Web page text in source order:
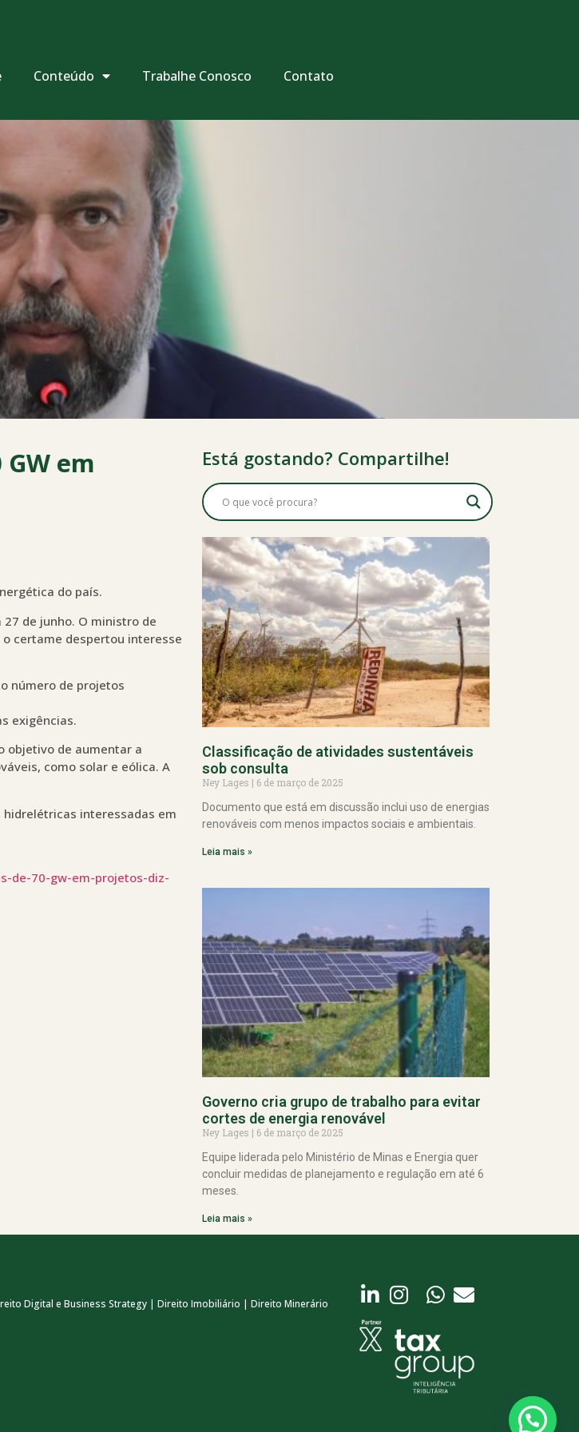
Conteúdo Trabalhe Conosco Contato
em
do país.
de junho. O ministro de
o certame despertou interesse
número de projetos
exigências.
objetivo de aumentar a
como solar e eólica. A
hidrelétricas interessadas em
de-70-gw-em-projetos-diz-
Está gostando? Compartilhe!
Classificação de atividades sustentáveis
sob consulta
Ney Lages
6 de março de 2025
Documento que está em discussão inclui uso de energias
renováveis com menos impactos sociais e ambientais.
Leia mais »
Governo cria grupo de trabalho para evitar
cortes de energia renovável
Ney Lages
6 de março de 2025
Equipe liderada pelo Ministério de Minas e Energia quer
concluir medidas de planejamento e regulação em até 6
meses.
Leia mais »
Digital e Business Strategy | Direito Imobiliário | Direito Minerário